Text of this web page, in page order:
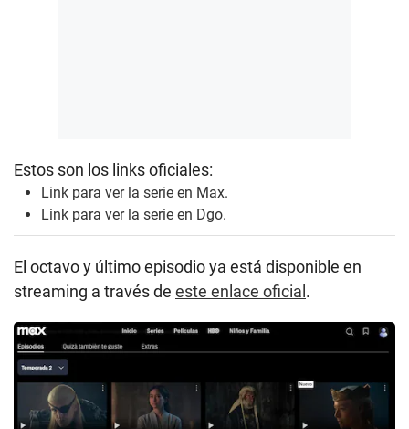
Estos son los links oficiales:
Link para ver la serie en Max.
Link para ver la serie en Dgo.
El octavo y último episodio ya está disponible en
streaming a través de este enlace oficial .